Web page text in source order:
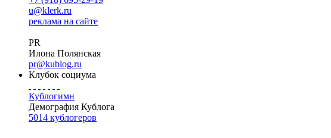
u@klerk.ru
реклама на сайте
PR
Илона Полянская
pr@kublog.ru
Клубок социума
Кублогимн
Демография Кублога
5014 кублогеров